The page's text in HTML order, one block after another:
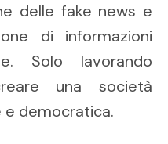
delle fake news e
di informazioni
Solo lavorando
una società
e democratica.